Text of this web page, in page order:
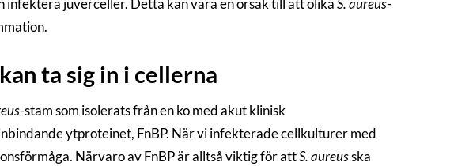
juverceller. Detta kan vara en orsak till att olikaS. aureus-
ta sig in i cellerna
-stam som isolerats från en ko med akut klinisk
ytproteinet, FnBP. När vi infekterade cellkulturer med
Närvaro av FnBP är alltså viktig för attS. aureusska